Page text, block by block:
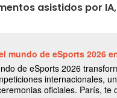
asistidos por IA,